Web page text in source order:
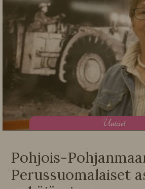
Uutiset
Pohjois-
Perussuomalaiset